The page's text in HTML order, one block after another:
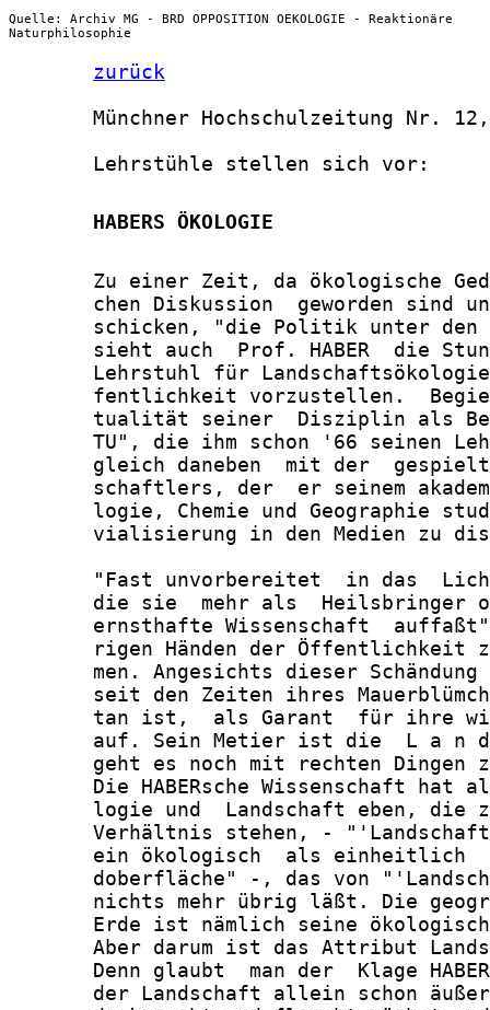
Quelle: Archiv MG - BRD OPPOSITION OEKOLOGIE - Reaktionäre
Naturphilosophie
zurück
Münchner Hochschulzeitung Nr.
       Lehrstühle stellen sich vor:
       HABERS ÖKOLOGIE